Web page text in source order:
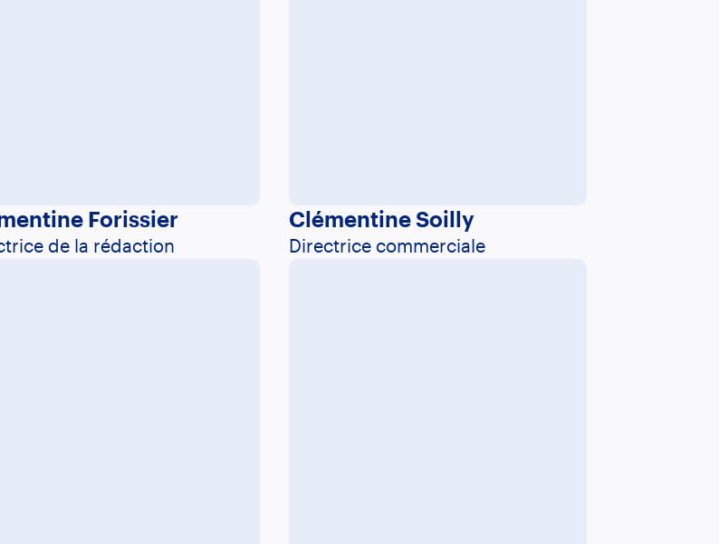
Forissier
de la rédaction
Clémentine Soilly
Directrice commerciale